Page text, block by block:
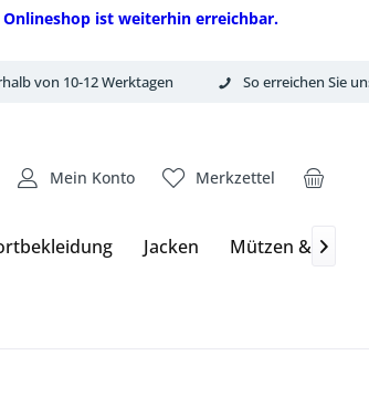
ist weiterhin erreichbar.
von 10-12 Werktagen So erreichen Sie
Merkzettel
Mein Konto
Jacken Mützen & 